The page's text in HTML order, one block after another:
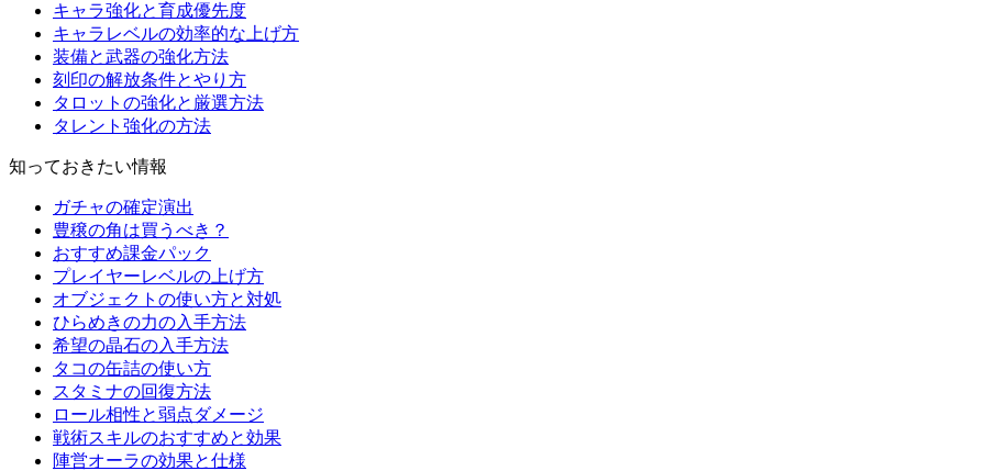
キャラ強化と育成優先度
キャラレベルの効率的な上げ方
装備と武器の強化方法
刻印の解放条件とやり方
タロットの強化と厳選方法
タレント強化の方法
知っておきたい情報
ガチャの確定演出
豊穣の角は買うべき？
おすすめ課金パック
プレイヤーレベルの上げ方
オブジェクトの使い方と対処
ひらめきの力の入手方法
希望の晶石の入手方法
タコの缶詰の使い方
スタミナの回復方法
ロール相性と弱点ダメージ
戦術スキルのおすすめと効果
陣営オーラの効果と仕様